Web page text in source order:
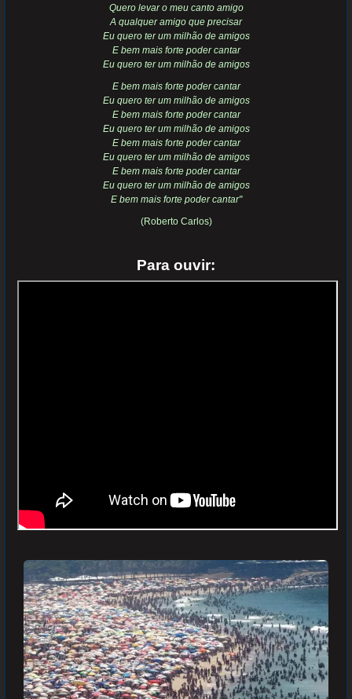
Quero levar o meu canto amigo
A qualquer amigo que precisar
Eu quero ter um milhão de amigos
E bem mais forte poder cantar
Eu quero ter um milhão de amigos
E bem mais forte poder cantar
Eu quero ter um milhão de amigos
E bem mais forte poder cantar
Eu quero ter um milhão de amigos
E bem mais forte poder cantar
Eu quero ter um milhão de amigos
E bem mais forte poder cantar
Eu quero ter um milhão de amigos
E bem mais forte poder cantar"
(Roberto Carlos)
Para ouvir: